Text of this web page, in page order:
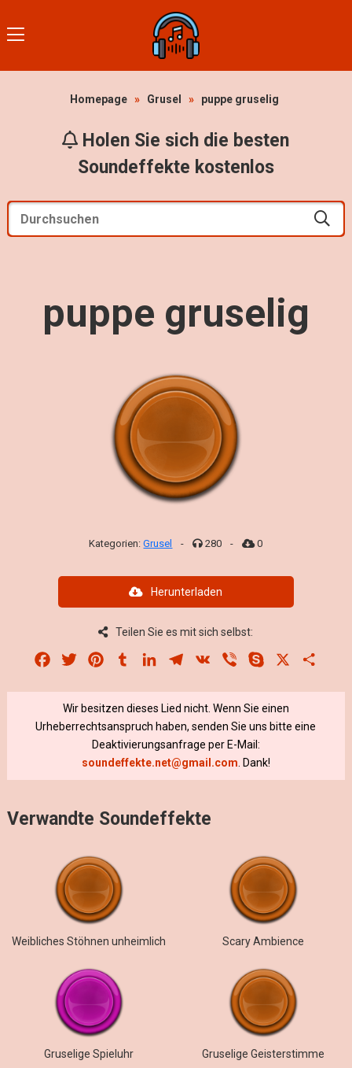
Homepage » Grusel » puppe gruselig
Holen Sie sich die besten
Soundeffekte kostenlos
puppe gruselig
Kategorien:Grusel - 280 - 0
Herunterladen
Teilen Sie es mit sich selbst:
Facebook
Twitter PinterestTumblrLinkedInTelegram
VK Viber Skype
Wir besitzen dieses Lied nicht. Wenn Sie einen
Urheberrechtsanspruch haben, senden Sie uns bitte eine
Deaktivierungsanfrage per E-Mail:
soundeffekte.net@gmail.com . Dank!
Verwandte Soundeffekte
Weibliches Stöhnen unheimlich Scary Ambience
Gruselige Spieluhr Gruselige Geisterstimme